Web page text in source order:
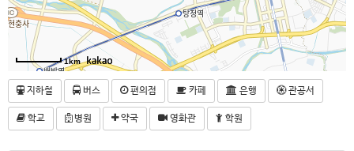
1km
지하철 버스 편의점 카페 은행 관공서
학교 병원 약국 영화관 학원